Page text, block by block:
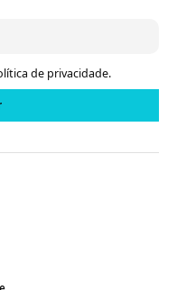
de privacidade.